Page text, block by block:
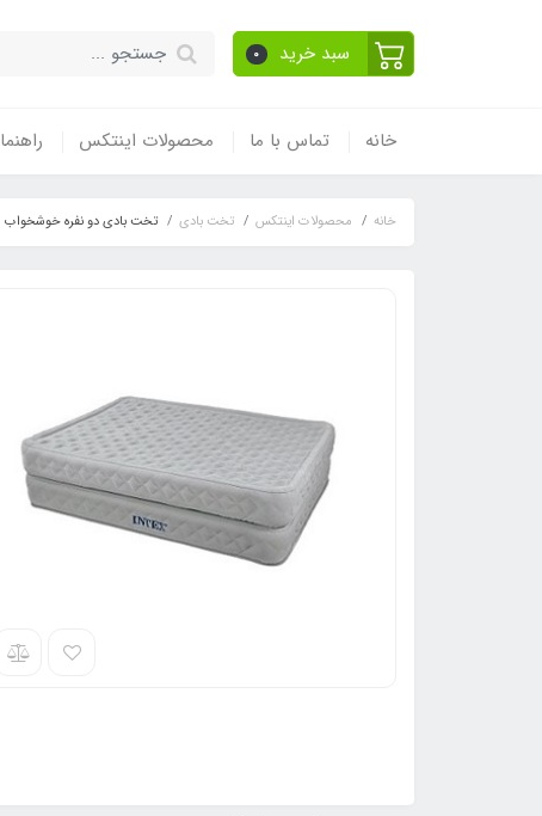
سبد خرید 0
خانه تماس با ما محصولات اینتکس راهنما
خانه محصولات اینتکس تخت بادی تخت بادی دو نفره خوشخواب